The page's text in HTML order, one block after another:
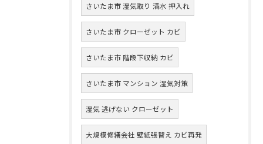
さいたま市 湿気取り 満水 押入れ
さいたま市 クローゼット カビ
さいたま市 階段下収納 カビ
さいたま市 マンション 湿気対策
湿気 逃げない クローゼット
大規模修繕会社 壁紙張替え カビ再発